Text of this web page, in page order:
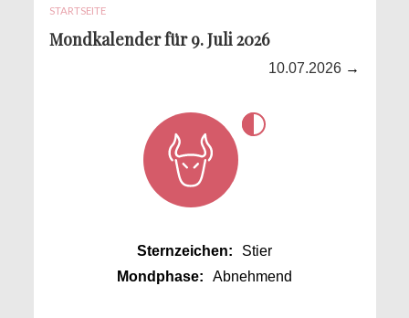
STARTSEITE
Mondkalender für 9. Juli 2026
10.07.2026 →
Sternzeichen:
Stier
Mondphase:
Abnehmend